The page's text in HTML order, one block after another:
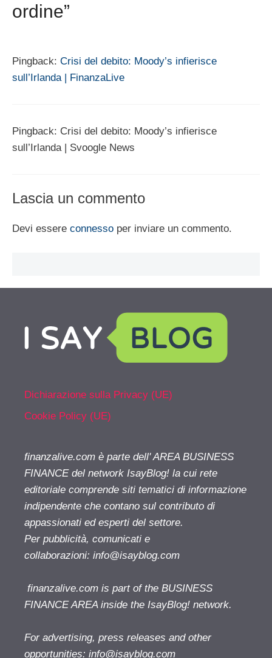
ordine”
Pingback: Crisi del debito: Moody’s infierisce
sull’Irlanda | FinanzaLive
Pingback: Crisi del debito: Moody’s infierisce
sull’Irlanda | Svoogle News
Lascia un commento
Devi essere connesso per inviare un commento.
Dichiarazione sulla Privacy (UE)
Cookie Policy (UE)
finanzalive.com è parte dell' AREA BUSINESS
FINANCE del network IsayBlog! la cui rete
editoriale comprende siti tematici di informazione
indipendente che contano sul contributo di
appassionati ed esperti del settore.
Per pubblicità, comunicati e
collaborazioni: info@isayblog.com
finanzalive.com is part of the BUSINESS
FINANCE AREA inside the IsayBlog! network.
For advertising, press releases and other
opportunities: info@isayblog.com